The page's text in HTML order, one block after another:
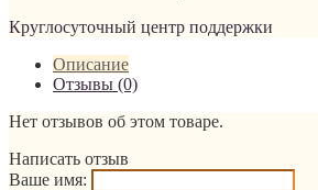
Круглосуточный центр поддержки
Описание
Отзывы (0)
Нет отзывов об этом товаре.
Написать отзыв
Ваше имя: